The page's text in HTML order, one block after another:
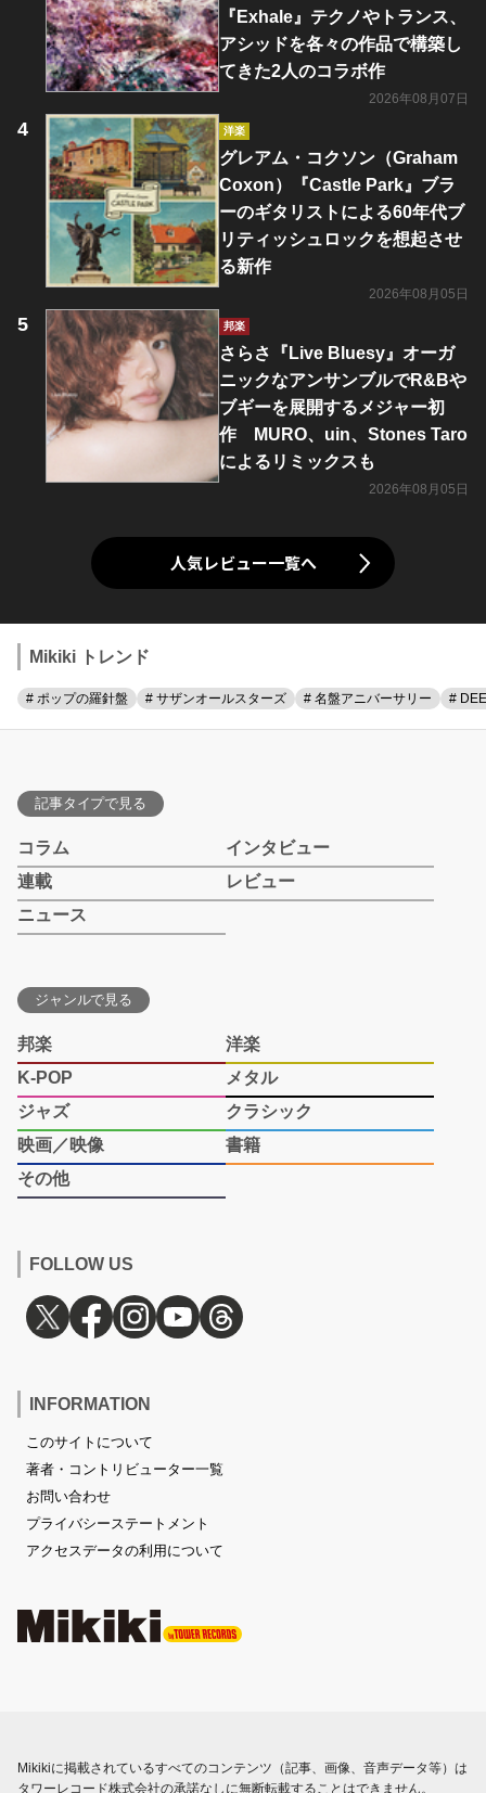
『Exhale』テクノやトランス、
アシッドを各々の作品で構築し
てきた2人のコラボ作
2026年08月07日
洋楽
グレアム・コクソン（Graham
Coxon）『Castle Park』ブラ
ーのギタリストによる60年代ブ
リティッシュロックを想起させ
る新作
2026年08月05日
邦楽
さらさ『Live Bluesy』オーガ
ニックなアンサンブルでR&Bや
ブギーを展開するメジャー初
作 MURO、uin、Stones Taro
によるリミックスも
2026年08月05日
人気レビュー一覧へ
Mikiki トレンド
# ポップの羅針盤 # サザンオールスターズ # 名盤アニバーサリー #
記事タイプで見る
コラム
インタビュー
連載
レビュー
ニュース
ジャンルで見る
邦楽
洋楽
K-POP
メタル
ジャズ
クラシック
映画／映像
書籍
その他
FOLLOW US
INFORMATION
このサイトについて
著者・コントリビューター一覧
お問い合わせ
プライバシーステートメント
アクセスデータの利用について
Mikikiに掲載されているすべてのコンテンツ（記事、画像、音声データ等）は
タワーレコード株式会社の承諾なしに無断転載することはできません。